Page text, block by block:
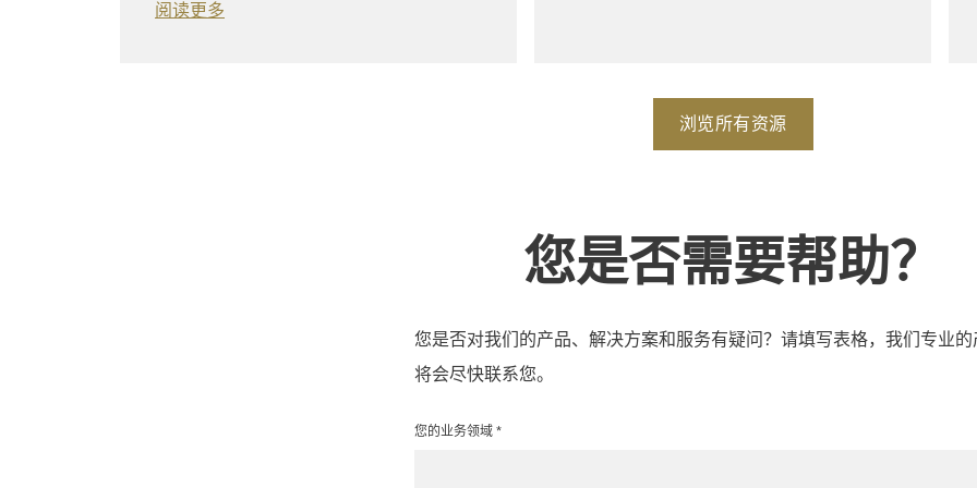
阅读更多
浏览所有资源
您是否需要帮助？
您是否对我们的产品、解决方案和服务有疑问？请填写表格，我们专业
将会尽快联系您。
您的业务领域 *